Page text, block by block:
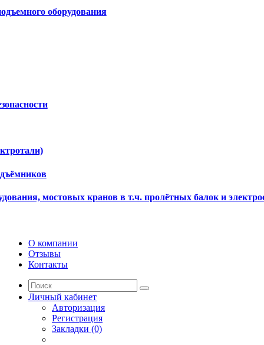
оборудования
мостовых кранов в т.ч. пролётных балок и
О компании
Отзывы
Контакты
Личный кабинет
Авторизация
Регистрация
Закладки (0)